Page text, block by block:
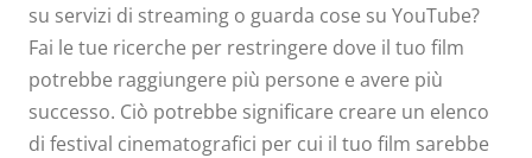
su servizi di streaming o guarda cose su YouTube?
Fai le tue ricerche per restringere dove il tuo film
potrebbe raggiungere più persone e avere più
successo. Ciò potrebbe significare creare un elenco
di festival cinematografici per cui il tuo film sarebbe